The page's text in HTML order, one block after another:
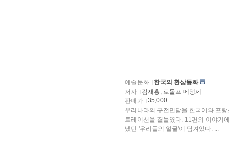
예술문화
한국의 환상동화
저자
김재홍, 로돌프 메댕제
판매가
35,000
우리나라의 구전민담을 한국어와 프랑스어로 수록한 책이다
트레이션을 곁들였다. 11편의 이야기
냈던 '우리들의 얼굴'이 담겨있다. ...